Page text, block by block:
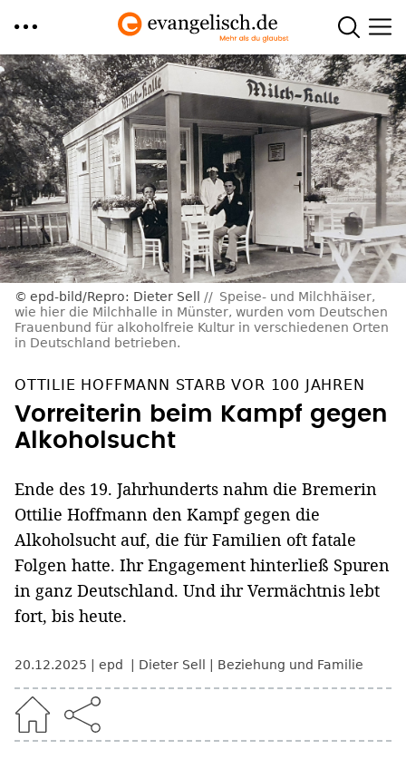
Direkt
zum
Inhalt
epd-bild/Repro: Dieter Sell
Speise- und Milchhäiser,
wie hier die Milchhalle in Münster, wurden vom Deutschen
Frauenbund für alkoholfreie Kultur in verschiedenen Orten
in Deutschland betrieben.
OTTILIE HOFFMANN STARB VOR 100 JAHREN
Vorreiterin beim Kampf gegen
Alkoholsucht
Ende des 19. Jahrhunderts nahm die Bremerin
Ottilie Hoffmann den Kampf gegen die
Alkoholsucht auf, die für Familien oft fatale
Folgen hatte. Ihr Engagement hinterließ Spuren
in ganz Deutschland. Und ihr Vermächtnis lebt
fort, bis heute.
20.12.2025 epd Dieter Sell Beziehung und Familie